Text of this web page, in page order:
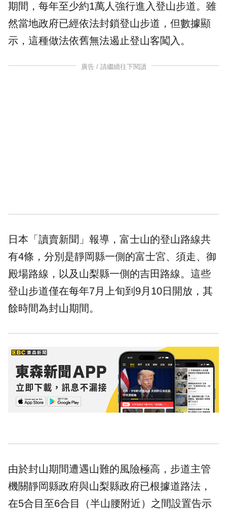
期間，每年至少約1萬人強行進入登山步道。雖
然當地政府已經依法封鎖登山步道，但數據顯
示，這種做法依舊無法遏止登山客闖入。
廣告 / 請繼續往下閱讀
日本「讀賣新聞」報導，富士山的登山路線共
有4條，分別是靜岡縣一側的富士宮、須走、御
殿場路線，以及山梨縣一側的吉田路線。這些
登山步道僅在每年7月上旬到9月10日開放，其
餘時間為封山期間。
由於封山期間遭遇山難的風險極高，步道主管
機關靜岡縣政府與山梨縣政府已根據道路法，
在5合目至6合目（半山腰附近）之間設置告示